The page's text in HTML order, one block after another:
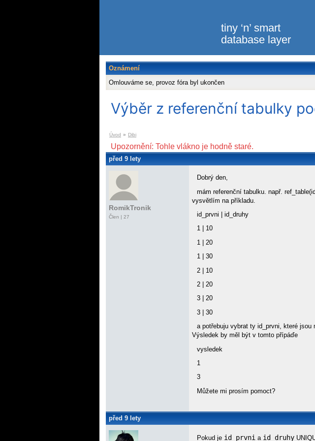
tiny ‘n’ smart
database layer
Oznámení
Omlouváme se, provoz fóra byl ukončen
Výběr z referenční tabulky
Úvod » Dibi
Upozornění: Tohle vlákno je hodně staré.
před 9 lety
RomikTronik
Člen | 27
Dobrý den,
mám referenční tabulku. např.
vysvětlím na příkladu.
id_prvni | id_druhy
1 | 10
1 | 20
1 | 30
2 | 10
2 | 20
3 | 20
3 | 30
a potřebuju vybrat ty id_prvni, které
Výsledek by měl být v tomto přípáďe
vysledek
1
3
Můžete mi prosím pomoct?
před 9 lety
Pokud je id_prvni a id_druhy